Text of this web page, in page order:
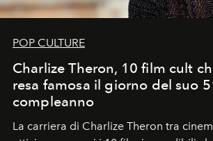
POP CULTURE
Charlize Theron, 10 film cult
resa famosa il giorno del suo
compleanno
La carriera di Charlize Theron tra